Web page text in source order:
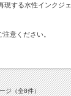
する水性インク
意ください。
ジ（全8件）